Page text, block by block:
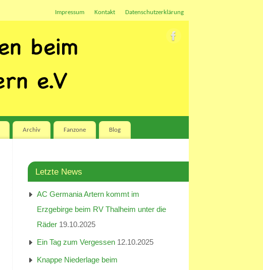
Impressum Kontakt Datenschutzerklärung
Archiv Fanzone Blog
Letzte News
AC Germania Artern kommt im
Erzgebirge beim RV Thalheim unter die
Räder 19.10.2025
Ein Tag zum Vergessen 12.10.2025
Knappe Niederlage beim